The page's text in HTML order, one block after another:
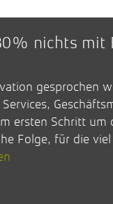
nichts mit
gesprochen
ersten Schritt um
Folge, für die